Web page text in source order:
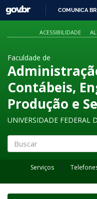
GOVBR
COMUNICA BR
ACESSIBILIDADE
Faculdade de
Contábeis,
Produção e
UNIVERSIDADE FEDERAL
Serviços